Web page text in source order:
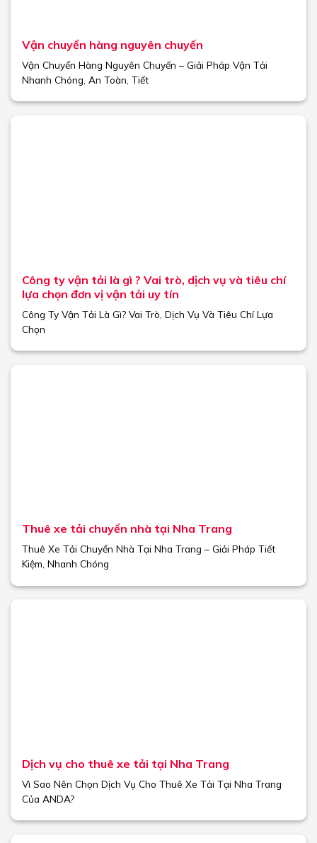
Vận chuyển hàng nguyên chuyến
Vận Chuyển Hàng Nguyên Chuyến – Giải Pháp Vận Tải
Nhanh Chóng, An Toàn, Tiết
Công ty vận tải là gì ? Vai trò, dịch vụ và tiêu chí
lựa chọn đơn vị vận tải uy tín
Công Ty Vận Tải Là Gì? Vai Trò, Dịch Vụ Và Tiêu Chí Lựa
Chọn
Thuê xe tải chuyển nhà tại Nha Trang
Thuê Xe Tải Chuyển Nhà Tại Nha Trang – Giải Pháp Tiết
Kiệm, Nhanh Chóng
Dịch vụ cho thuê xe tải tại Nha Trang
Vì Sao Nên Chọn Dịch Vụ Cho Thuê Xe Tải Tại Nha Trang
Của ANDA?